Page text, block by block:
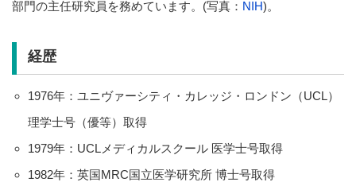
部門の主任研究員を務めています。(写真： NIH)。
経歴
1976年：ユニヴァーシティ・カレッジ・ロンドン（UCL）
理学士号（優等）取得
1979年：UCLメディカルスクール 医学士号取得
1982年：英国MRC国立医学研究所 博士号取得